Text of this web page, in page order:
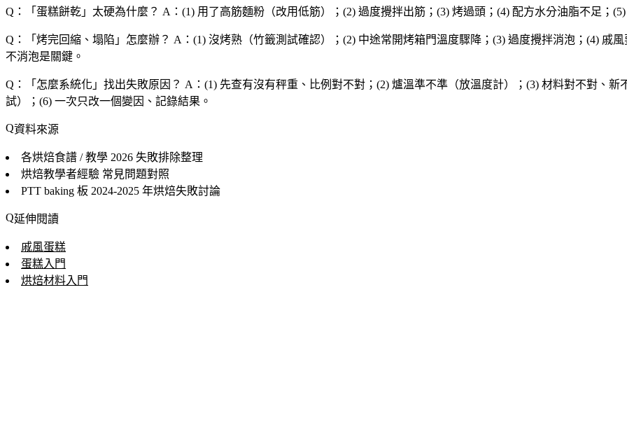
Q：「 蛋糕餅乾 」太硬為什麼？ A：(1) 用了高筋麵粉（改用低筋）；(2) 過度攪拌出筋；(3) 烤過頭；(4) 配方水分油脂不足；
Q：「 烤完回縮、塌陷 」怎麼辦？ A：(1) 沒烤熟（竹籤測試確認）；(2) 中途常開烤箱門溫度驟降；(3) 過度攪拌消泡；(4) 戚
不消泡是關鍵。
Q：「 怎麼系統化 」找出失敗原因？ A：(1) 先查有沒有秤重、比例對不對；(2) 爐溫準不準（放溫度計）；(3) 材料對不對、
試）；(6) 一次只改一個變因、記錄結果。
資料來源
各烘焙食譜 / 教學 2026 失敗排除整理
烘焙教學者經驗 常見問題對照
PTT baking 板 2024-2025 年烘焙失敗討論
延伸閱讀
戚風蛋糕
蛋糕入門
烘焙材料入門